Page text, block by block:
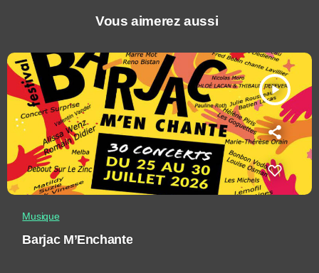
Vous aimerez aussi
play_arrow
Musique
Barjac M’Enchante